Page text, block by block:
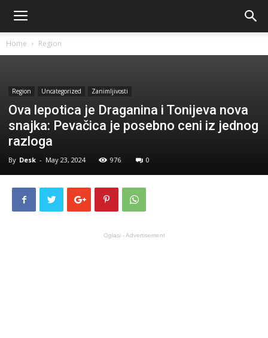
Home Region
Region Uncategorized Zanimljivosti
Ova lepotica je Draganina i Tonijeva nova
snajka: Pevačica je posebno ceni iz jednog
razloga
By Desk - May 23, 2024 976 0
Oglasi - Advertisement